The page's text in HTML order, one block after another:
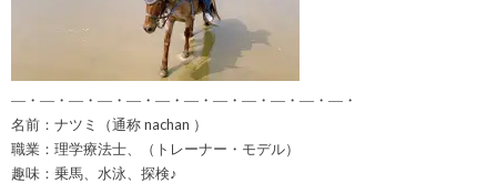
―・―・―・―・―・―・―・―・―・―・―・―・
名前：ナツミ（通称 nachan ）
職業：理学療法士、（トレーナー・モデル）
趣味：乗馬、水泳、探検♪